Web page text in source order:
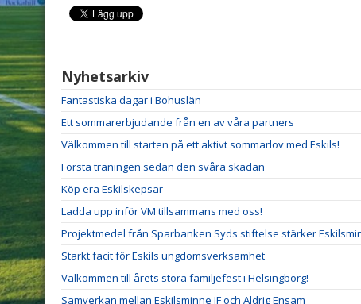
Nyhetsarkiv
Fantastiska dagar i Bohuslän
Ett sommarerbjudande från en av våra partners
Välkommen till starten på ett aktivt sommarlov med Eskils!
Första träningen sedan den svåra skadan
Köp era Eskilskepsar
Ladda upp inför VM tillsammans med oss!
Projektmedel från Sparbanken Syds stiftelse stärker
Starkt facit för Eskils ungdomsverksamhet
Välkommen till årets stora familjefest i Helsingborg!
Samverkan mellan Eskilsminne IF och Aldrig Ensam